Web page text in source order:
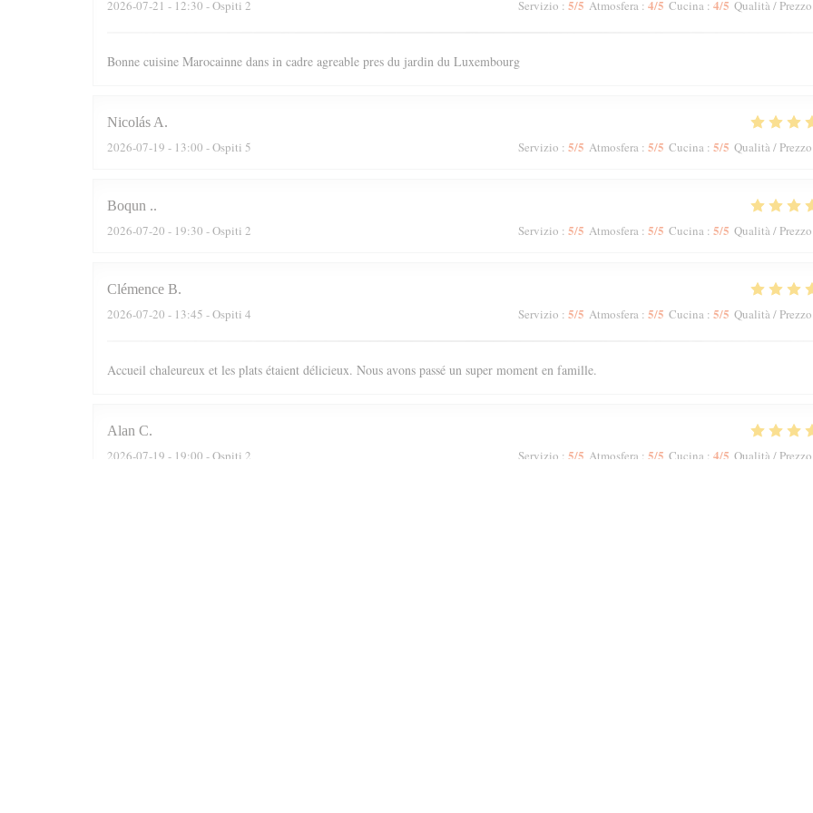
2026-07-21 - 12:30 - Ospiti 2 Servizio : 5/5 Atmosfera : 4/5 Cucina : 4/5 Qualità / Prezzo
Bonne cuisine Marocainne dans in cadre agreable pres du jardin du Luxembourg
Nicolás A
2026-07-19 - 13:00 - Ospiti 5 Servizio : 5/5 Atmosfera : 5/5 Cucina : 5/5 Qualità / Prezzo
Boqun .
2026-07-20 - 19:30 - Ospiti 2 Servizio : 5/5 Atmosfera : 5/5 Cucina : 5/5 Qualità / Prezzo
Clémence B
2026-07-20 - 13:45 - Ospiti 4 Servizio : 5/5 Atmosfera : 5/5 Cucina : 5/5 Qualità / Prezzo
Accueil chaleureux et les plats étaient délicieux. Nous avons passé un super moment en famille.
Alan C
2026-07-19 - 19:00 - Ospiti 2 Servizio : 5/5 Atmosfera : 5/5 Cucina : 4/5 Qualità / Prezzo